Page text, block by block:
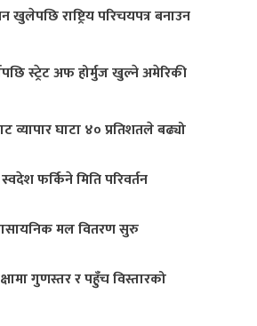
खुलेपछि राष्ट्रिय परिचयपत्र बनाउन
स्ट्रेट अफ होर्मुज खुल्ने अमेरिकी
व्यापार घाटा ४० प्रतिशतले बढ्यो
फर्किने मिति परिवर्तन
मल वितरण सुरु
गुणस्तर र पहुँच विस्तारको